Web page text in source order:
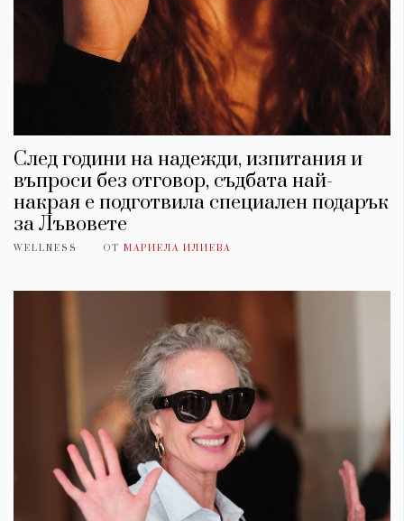
След години на надежди, изпитания и
въпроси без отговор, съдбата най-
накрая е подготвила специален подарък
за Лъвовете
WELLNESS ОТ МАРИЕЛА ИЛИЕВА
Wine&Dine
Подкасти
Dialogue
Изкуство
ЗА НАС
Условия за
ползване
За нас
Реклама
Политика за